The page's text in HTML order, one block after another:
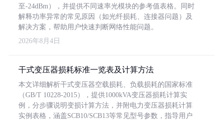
至-24dBm），并提供不同速率光模块的参考值表格。同时
解释功率异常的常见原因（如光纤损耗、连接器问题）及
解决方案，帮助用户快速判断网络性能问题。
2026年8月4日
干式变压器损耗标准一览表及计算方法
本文详细解析干式变压器空载损耗、负载损耗的国家标准
（GB/T 10228-2015），提供1000kVA变压器损耗计算实
例，分步骤说明变损计算方法，并附电力变压器损耗计算
实例表格，涵盖SCB10/SCB13等常见型号参数，指导用户